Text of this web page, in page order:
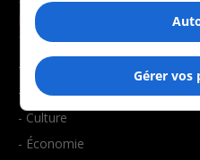
NOUVELLES
- Affaires municipales
- Communauté / Social
- Culture
- Économie
Gérer vos